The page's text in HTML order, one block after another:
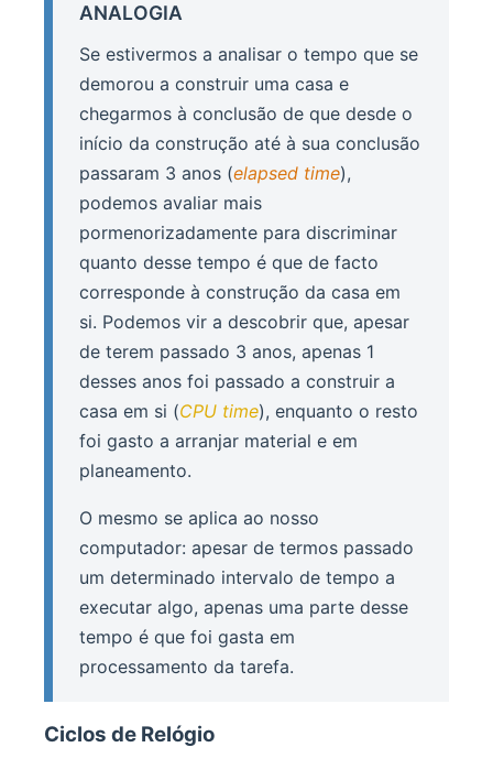
ANALOGIA
Se estivermos a analisar o tempo que se
demorou a construir uma casa e
chegarmos à conclusão de que desde o
início da construção até à sua conclusão
passaram 3 anos (elapsed time),
podemos avaliar mais
pormenorizadamente para discriminar
quanto desse tempo é que de facto
corresponde à construção da casa em
si. Podemos vir a descobrir que, apesar
de terem passado 3 anos, apenas 1
desses anos foi passado a construir a
casa em si (CPU time), enquanto o resto
foi gasto a arranjar material e em
planeamento.
O mesmo se aplica ao nosso
computador: apesar de termos passado
um determinado intervalo de tempo a
executar algo, apenas uma parte desse
tempo é que foi gasta em
processamento da tarefa.
Ciclos de Relógio